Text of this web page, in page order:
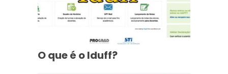
O que é o Iduff?